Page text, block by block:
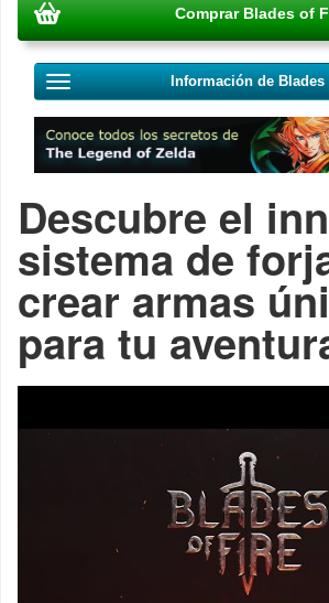
Comprar Blades of
Información de Blades
Descubre el
sistema de
crear armas
para tu